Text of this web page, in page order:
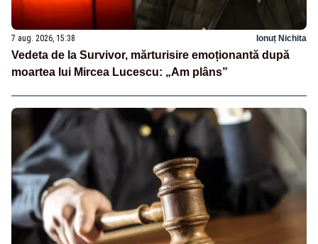
7 aug. 2026, 15:38 Ionuț Nichita
Vedeta de la Survivor, mărturisire emoționantă după
moartea lui Mircea Lucescu: „Am plâns”